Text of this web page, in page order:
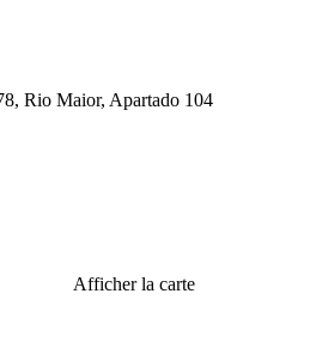
Rio Maior, Apartado 104
Afficher la carte